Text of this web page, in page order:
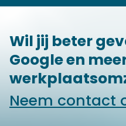
Wil jij beter
Google en
Neem contact